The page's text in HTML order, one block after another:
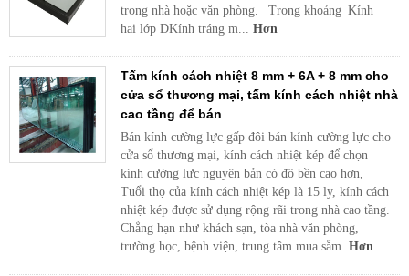
trong nhà hoặc văn phòng. Trong khoảng Kính
hai lớp DKính tráng m... Hơn
Tấm kính cách nhiệt 8 mm + 6A + 8 mm cho
cửa sổ thương mại, tấm kính cách nhiệt nhà
cao tầng để bán
Bán kính cường lực gấp đôi bán kính cường lực cho
cửa sổ thương mại, kính cách nhiệt kép để chọn
kính cường lực nguyên bản có độ bền cao hơn,
Tuổi thọ của kính cách nhiệt kép là 15 ly, kính cách
nhiệt kép được sử dụng rộng rãi trong nhà cao tầng.
Chẳng hạn như khách sạn, tòa nhà văn phòng,
trường học, bệnh viện, trung tâm mua sắm. Hơn